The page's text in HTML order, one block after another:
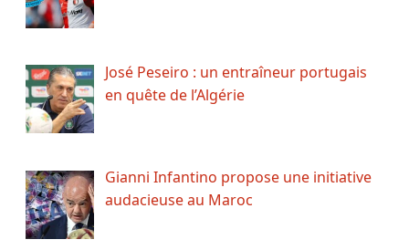
José Peseiro : un entraîneur portugais
en quête de l’Algérie
Gianni Infantino propose une initiative
audacieuse au Maroc